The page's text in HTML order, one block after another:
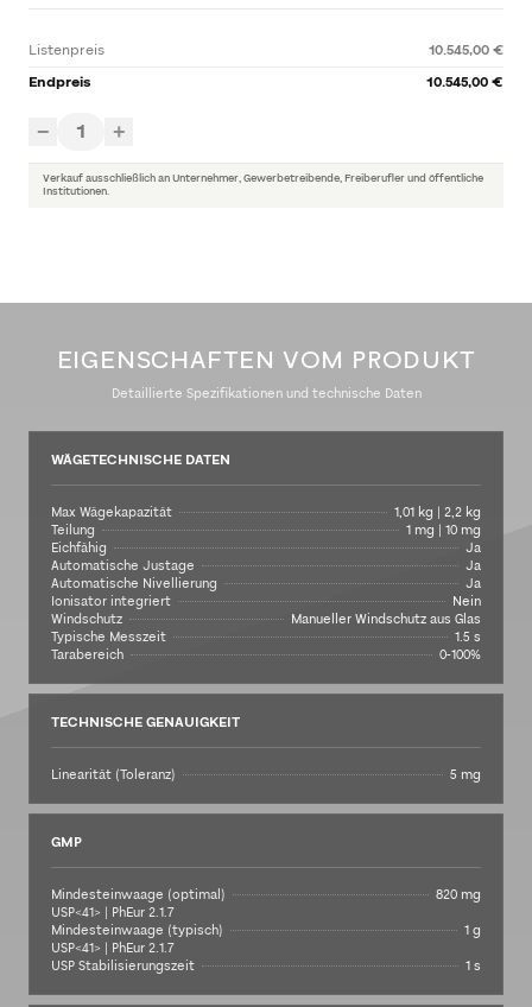
Listenpreis
10.545,00 €
Endpreis
10.545,00 €
− 1 +
Verkauf ausschließlich an Unternehmer, Gewerbetreibende, Freiberufler und öffentliche
Institutionen.
EIGENSCHAFTEN VOM PRODUKT
Detaillierte Spezifikationen und technische Daten
WÄGETECHNISCHE DATEN
Max Wägekapazität
1,01 kg | 2,2 kg
Teilung
1 mg | 10 mg
Eichfähig
Ja
Automatische Justage
Ja
Automatische Nivellierung
Ja
Ionisator integriert
Nein
Windschutz
Manueller Windschutz aus Glas
Typische Messzeit
1.5 s
Tarabereich
0-100%
TECHNISCHE GENAUIGKEIT
Linearität (Toleranz) 5 mg
GMP
Mindesteinwaage (optimal)
USP<41> | PhEur 2.1.7
820 mg
Mindesteinwaage (typisch)
USP<41> | PhEur 2.1.7
1 g
USP Stabilisierungszeit
1 s